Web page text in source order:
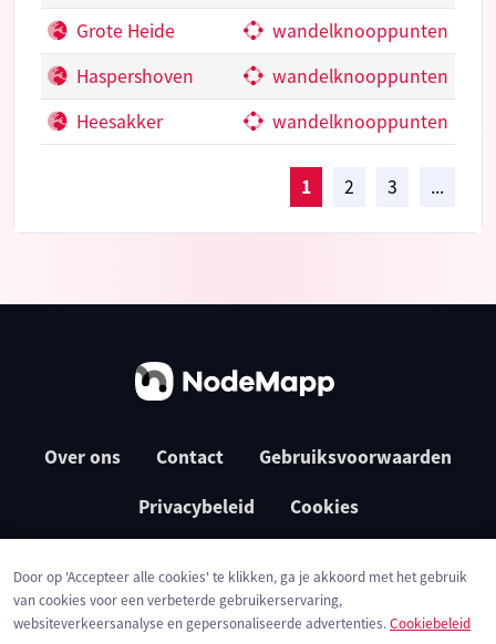
Grote Heide
wandelknooppunten
Haspershoven
wandelknooppunten
Heesakker
wandelknooppunten
1 2 3 ...
Over ons Contact Gebruiksvoorwaarden
Privacybeleid Cookies
Door op 'Accepteer alle cookies' te klikken, ga je akkoord met het gebruik
van cookies voor een verbeterde gebruikerservaring,
websiteverkeersanalyse en gepersonaliseerde advertenties.Cookiebeleid